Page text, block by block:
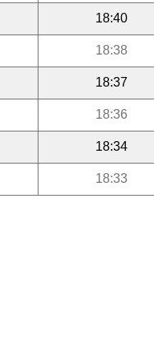
18:40
18:38
18:37
18:36
18:34
18:33